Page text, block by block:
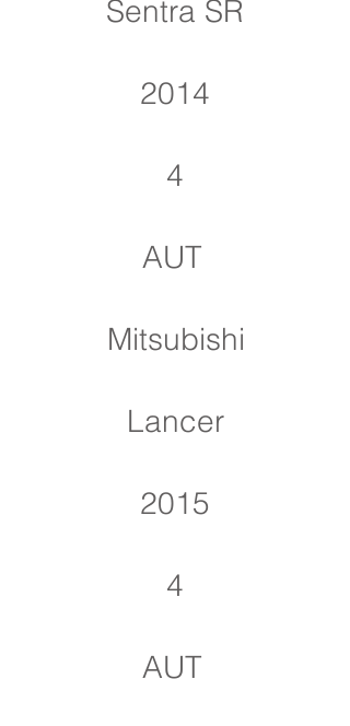
Sentra SR
2014
4
AUT
Mitsubishi
Lancer
2015
4
AUT